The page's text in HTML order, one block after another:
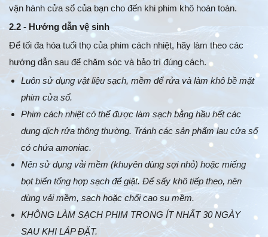
vận hành cửa sổ của bạn cho đến khi phim khô hoàn toàn.
2.2 - Hướng dẫn vệ sinh
Để tối đa hóa tuổi thọ của phim cách nhiệt, hãy làm theo các
hướng dẫn sau để chăm sóc và bảo trì đúng cách.
Luôn sử dụng vật liệu sạch, mềm để rửa và làm khô bề mặt
phim cửa sổ.
Phim cách nhiệt có thể được làm sạch bằng hầu hết các
dung dịch rửa thông thường. Tránh các sản phẩm lau cửa sổ
có chứa amoniac.
Nên sử dụng vải mềm (khuyên dùng sợi nhỏ) hoặc miếng
bọt biển tổng hợp sạch để giặt. Để sấy khô tiếp theo, nên
dùng vải mềm, sạch hoặc chổi cao su mềm.
KHÔNG LÀM SẠCH PHIM TRONG ÍT NHẤT 30 NGÀY
SAU KHI LẮP ĐẶT.